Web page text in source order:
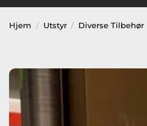
Hjem / Utstyr / Diverse Tilbehør